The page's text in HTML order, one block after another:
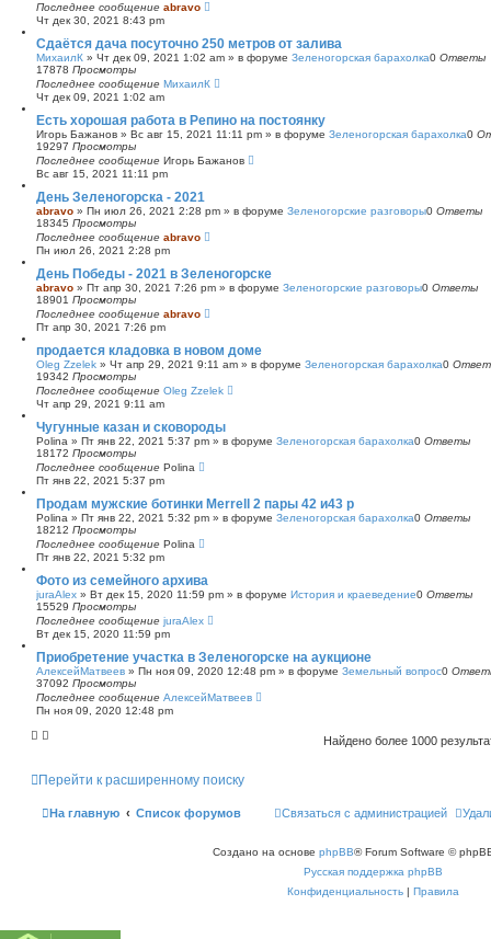
Последнее сообщение abravo
Чт дек 30, 2021 8:43 pm
Сдаётся дача посуточно 250 метров от залива
МихаилК » Чт дек 09, 2021 1:02 am » в форуме Зеленогорская барахолка0 Ответы
17878 Просмотры
Последнее сообщение МихаилК
Чт дек 09, 2021 1:02 am
Есть хорошая работа в Репино на постоянку
Игорь Бажанов » Вс авг 15, 2021 11:11 pm » в форуме Зеленогорская барахолка0
19297 Просмотры
Последнее сообщение Игорь Бажанов
Вс авг 15, 2021 11:11 pm
День Зеленогорска - 2021
abravo » Пн июл 26, 2021 2:28 pm » в форуме Зеленогорские разговоры0 Ответы
18345 Просмотры
Последнее сообщение abravo
Пн июл 26, 2021 2:28 pm
День Победы - 2021 в Зеленогорске
abravo » Пт апр 30, 2021 7:26 pm » в форуме Зеленогорские разговоры0 Ответы
18901 Просмотры
Последнее сообщение abravo
Пт апр 30, 2021 7:26 pm
продается кладовка в новом доме
Oleg Zzelek » Чт апр 29, 2021 9:11 am » в форуме Зеленогорская барахолка0
19342 Просмотры
Последнее сообщение Oleg Zzelek
Чт апр 29, 2021 9:11 am
Чугунные казан и сковороды
Polina » Пт янв 22, 2021 5:37 pm » в форуме Зеленогорская барахолка0 Ответы
18172 Просмотры
Последнее сообщение Polina
Пт янв 22, 2021 5:37 pm
Продам мужские ботинки Merrell 2 пары 42 и43 р
Polina » Пт янв 22, 2021 5:32 pm » в форуме Зеленогорская барахолка0 Ответы
18212 Просмотры
Последнее сообщение Polina
Пт янв 22, 2021 5:32 pm
Фото из семейного архива
juraAlex » Вт дек 15, 2020 11:59 pm » в форуме История и краеведение0 Ответы
15529 Просмотры
Последнее сообщение juraAlex
Вт дек 15, 2020 11:59 pm
Приобретение участка в Зеленогорске на аукционе
АлексейМатвеев » Пн ноя 09, 2020 12:48 pm » в форуме Земельный вопрос0
37092 Просмотры
Последнее сообщение АлексейМатвеев
Пн ноя 09, 2020 12:48 pm
Найдено более 1000
Перейти к расширенному поиску
На главную Список форумов Связаться с администрацией
Создано на основе phpBB® Forum Software ©
Русская поддержка phpBB
Конфиденциальность | Правила